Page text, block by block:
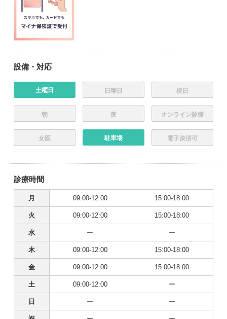
設備・対応
土曜日 日曜日 祝日
朝 夜 オンライン診療
女医 駐車場 電子決済可
診療時間
月 09:00-12:00 15:00-18:00
火 09:00-12:00 15:00-18:00
水 ー ー
木 09:00-12:00 15:00-18:00
金 09:00-12:00 15:00-18:00
土 09:00-12:00 ー
日 ー ー